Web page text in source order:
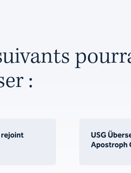
:
rejoint
USG
Apostroph